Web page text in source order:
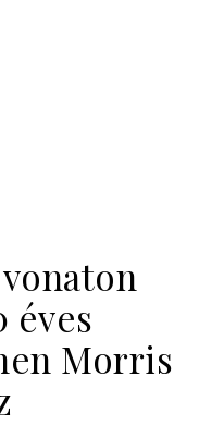
éves
Morris